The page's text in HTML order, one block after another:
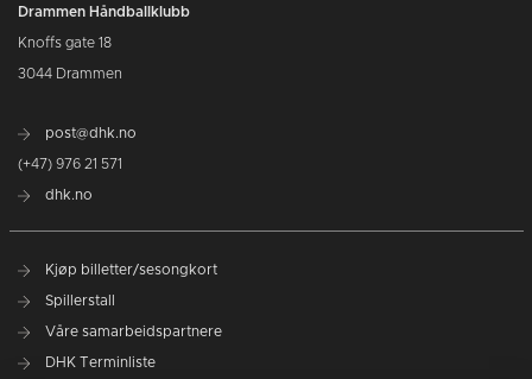
Drammen Håndballklubb
Knoffs gate 18
3044 Drammen
post@dhk.no
(+47) 976 21 571
dhk.no
Kjøp billetter/sesongkort
Spillerstall
Våre samarbeidspartnere
DHK Terminliste